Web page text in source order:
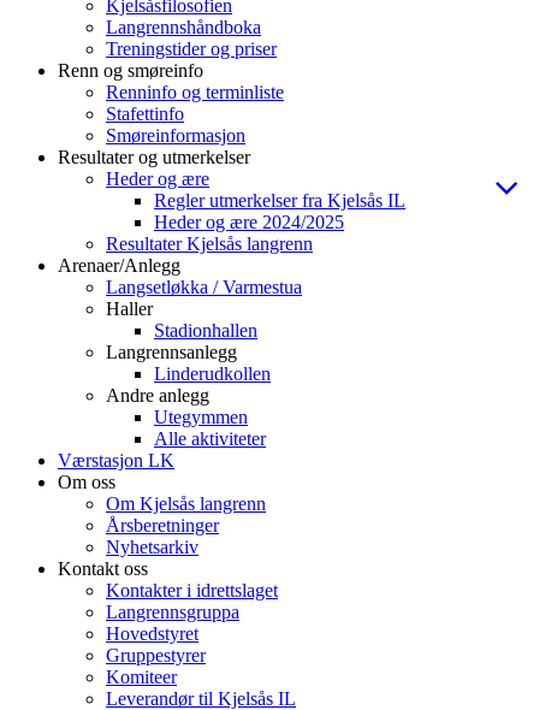
Kjelsåsfilosofien
Langrennshåndboka
Treningstider og priser
Renn og smøreinfo
Renninfo og terminliste
Stafettinfo
Smøreinformasjon
Resultater og utmerkelser
Heder og ære
Regler utmerkelser fra Kjelsås IL
Heder og ære 2024/2025
Resultater Kjelsås langrenn
Arenaer/Anlegg
Langsetløkka / Varmestua
Haller
Stadionhallen
Langrennsanlegg
Linderudkollen
Andre anlegg
Utegymmen
Alle aktiviteter
Værstasjon LK
Om oss
Om Kjelsås langrenn
Årsberetninger
Nyhetsarkiv
Kontakt oss
Kontakter i idrettslaget
Langrennsgruppa
Hovedstyret
Gruppestyrer
Komiteer
Leverandør til Kjelsås IL